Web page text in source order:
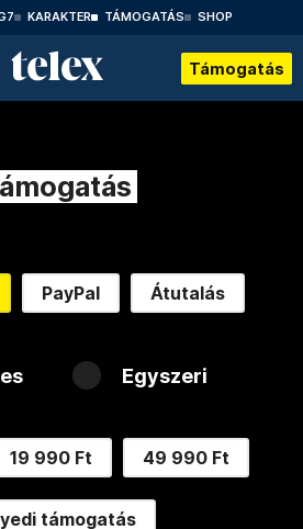
KARAKTER TÁMOGATÁS SHOP
Támogatás
PayPal Átutalás
Egyszeri
19 990 Ft 49 990 Ft
támogatás